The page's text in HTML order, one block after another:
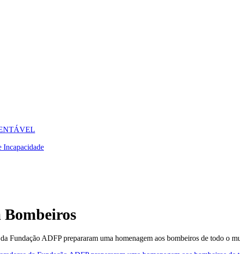
Incapacidade
Bombeiros
Fundação ADFP prepararam uma homenagem aos bombeiros de todo o